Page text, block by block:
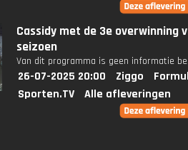
Cassidy met de 3e overwinning
seizoen
Van dit programma is geen informatie
26-07-2025 20:00 Ziggo
Sporten.TV
Alle afleveringen